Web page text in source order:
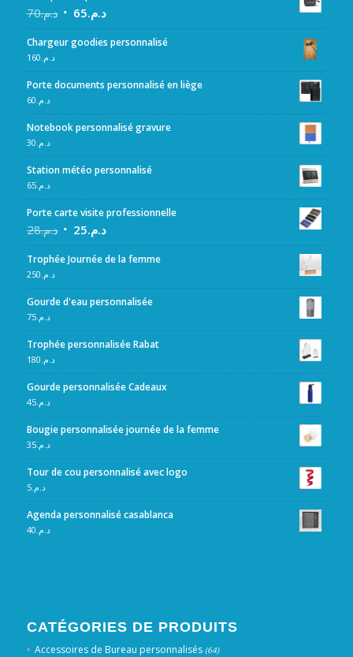
د.م.70 د.م.65
Chargeur goodies personnalisé
د.م. 160
Porte documents personnalisé en liège
د.م. 60
Notebook personnalisé gravure
د.م. 30
Station météo personnalisé
د.م.65
Porte carte visite professionnelle
د.م.28 د.م.25
Trophée Journée de la femme
د.م. 250
Gourde d'eau personnalisée
د.م.75
Trophée personnalisée Rabat
د.م. 180
Gourde personnalisée Cadeaux
د.م.45
Bougie personnalisée journée de la femme
د.م.35
Tour de cou personnalisé avec logo
د.م.5
Agenda personnalisé casablanca
د.م. 40
CATÉGORIES DE PRODUITS
Accessoires de Bureau personnalisés (64)